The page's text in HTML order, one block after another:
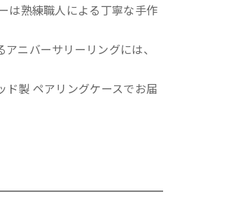
は熟練職人による丁寧な手作
ニバーサリーリングには、
ド製 ペアリングケースでお届